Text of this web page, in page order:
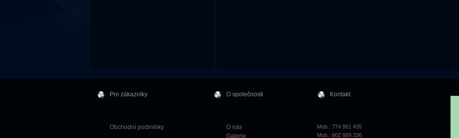
Pro zákazníky
Obchodní podmínky
O společnosti
O nás
Galerie
Kontakt
Mob.: 774 861 435
Mob.: 602 889 336